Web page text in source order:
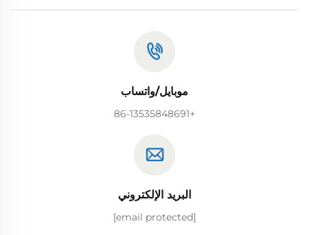
موبايل/واتساب
+86-13535848691
البريد الإلكتروني
[email protected]